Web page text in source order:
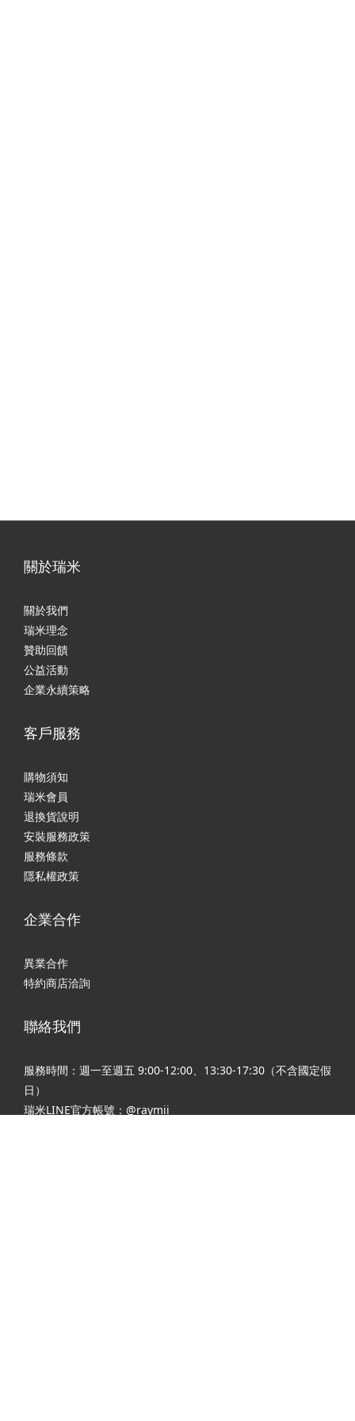
關於瑞米
關於我們
瑞米理念
贊助回饋
公益活動
企業永續策略
客戶服務
購物須知
瑞米會員
退換貨說明
安裝服務政策
服務條款
隱私權政策
企業合作
異業合作
特約商店洽詢
聯絡我們
服務時間：週一至週五 9:00-12:00、13:30-17:30（不含國定假
日）
瑞米LINE官方帳號：@raymii